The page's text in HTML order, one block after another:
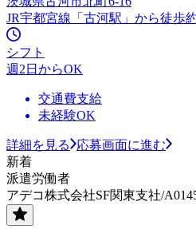
JR宇都宮線「古河駅」から徒歩
シフト
週2日からOK
交通費支給
未経験OK
詳細を見る
応募画面に進む
新着
派遣労働者
アデコ株式会社SF関東支社/